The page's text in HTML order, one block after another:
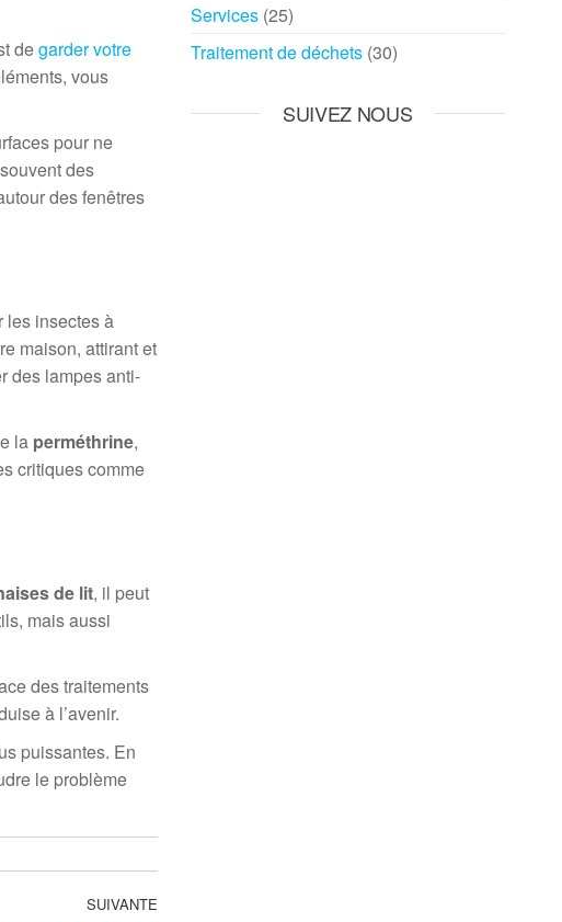
degarder votre
vous
pour ne
des
des fenêtres
les insectes à
maison, attirant et
des lampes anti-
la perméthrine,
critiques comme
de lit, il peut
mais aussi
des traitements
à l’avenir.
puissantes. En
le problème
Article
SUIVANTE
Services(25)
Traitement de déchets(30)
SUIVEZ NOUS